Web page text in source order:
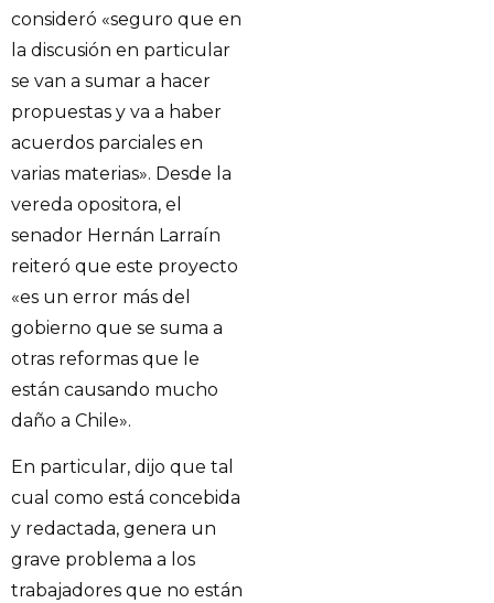
consideró «seguro que en
la discusión en particular
se van a sumar a hacer
propuestas y va a haber
acuerdos parciales en
varias materias». Desde la
vereda opositora, el
senador Hernán Larraín
reiteró que este proyecto
«es un error más del
gobierno que se suma a
otras reformas que le
están causando mucho
daño a Chile».
En particular, dijo que tal
cual como está concebida
y redactada, genera un
grave problema a los
trabajadores que no están